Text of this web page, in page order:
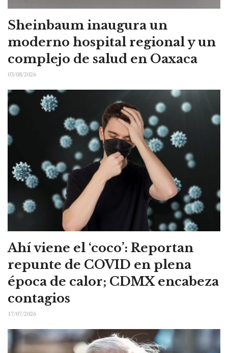
Sheinbaum inaugura un
moderno hospital regional y un
complejo de salud en Oaxaca
03/08/2026
Ahí viene el ‘coco’: Reportan
repunte de COVID en plena
época de calor; CDMX encabeza
contagios
17/07/2026